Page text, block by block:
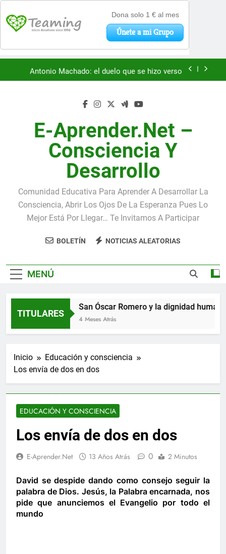
«La kinesina y la felicidad: cómo una proteína
Antonio Machado: el duelo que se hizo verso
«La kinesina y la felicidad: cómo una proteína
impulsa tu bienestar»
Antonio Machado: el duelo que se hizo verso
San Óscar Romero y la dignidad humana
🌸 La fuerza olvidada de la ternura
«La kinesina y la felicidad: cómo una proteína
E-Aprender.net –
Consciencia Y
Desarrollo
Comunidad Educativa Para Aprender A Desarrollar La
Consciencia, Abrir Los Ojos De La Esperanza Pues Lo
Mejor Está Por Llegar… Te Invitamos A Participar
BOLETÍN NOTICIAS ALEATORIAS
MENÚ
TITULARES
San Óscar Romero y la dignidad humana
4 Meses Atrás
Inicio
Educación y consciencia
Los envía de dos en dos
EDUCACIÓN Y CONSCIENCIA
Los envía de dos en dos
E-Aprender.net 13 Años Atrás 0 2 Minutos
David se despide dando como consejo seguir la
palabra de Dios. Jesús, la Palabra encarnada, nos
pide que anunciemos el Evangelio por todo el
mundo